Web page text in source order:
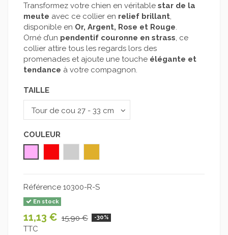
Transformez votre chien en véritable star de la
meute avec ce collier en relief brillant
disponible en Or, Argent, Rose et Rouge
Orné d’un pendentif couronne en strass , ce
collier attire tous les regards lors des
promenades et ajoute une touche élégante et
tendance à votre compagnon.
TAILLE
COULEUR
Référence 10300-R-S
En stock
11,13 € 15,90 € -30%
TTC